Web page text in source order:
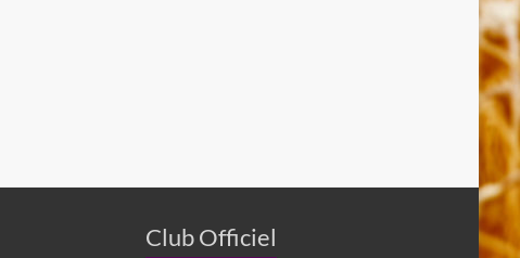
Club Officiel